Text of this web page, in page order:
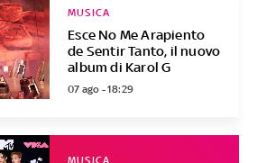
Esce No Me Arapiento
de Sentir Tanto, il nuovo
album di Karol G
MUSICA
07 ago - 18:29